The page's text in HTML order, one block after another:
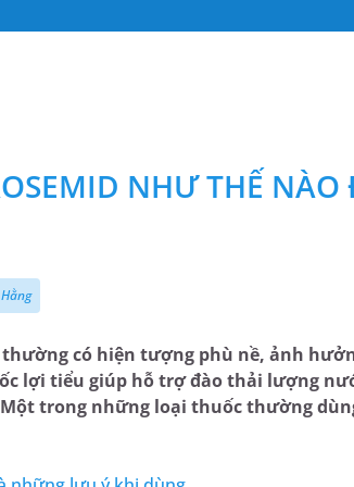
NHƯ THẾ NÀO
có hiện tượng phù nề, ảnh
lợi tiểu giúp hỗ trợ đào thải lượng
trong những loại thuốc thường